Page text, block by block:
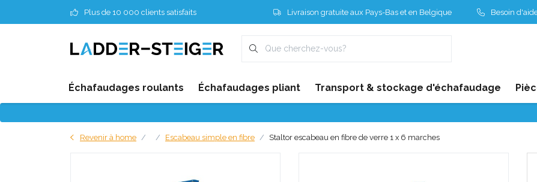
Plus de 10 000 clients satisfaits Livraison gratuite aux Pays-Bas et en Belgique Besoin
Échafaudages roulants Échafaudages pliant Transport & stockage d'échafaudage
Revenir à home Escabeau simple en fibre Staltor escabeau en fibre de verre 1 x 6 marches